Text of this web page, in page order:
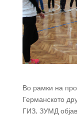
Во рамки на
Германското
ГИЗ, ЗУМД